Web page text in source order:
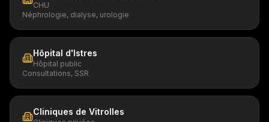
CHU
Néphrologie, dialyse, urologie
Hôpital d'Istres
Hôpital public
Consultations, SSR
Cliniques de Vitrolles